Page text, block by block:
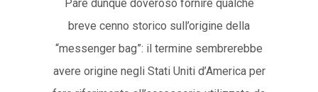
Pare dunque doveroso fornire qualche
breve cenno storico sull’origine della
“messenger bag”: il termine sembrerebbe
avere origine negli Stati Uniti d’America per